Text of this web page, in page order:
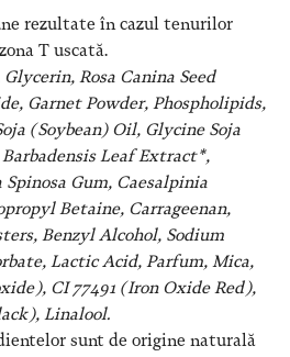
rezultate în cazul tenurilor
T uscată.
Rosa Canina Seed
Garnet Powder, Phospholipids,
(Soybean) Oil, Glycine Soja
Leaf Extract*,
Gum, Caesalpinia
Betaine, Carrageenan,
Benzyl Alcohol, Sodium
Lactic Acid, Parfum, Mica,
CI 77491 (Iron Oxide Red),
Linalool.
sunt de origine naturală